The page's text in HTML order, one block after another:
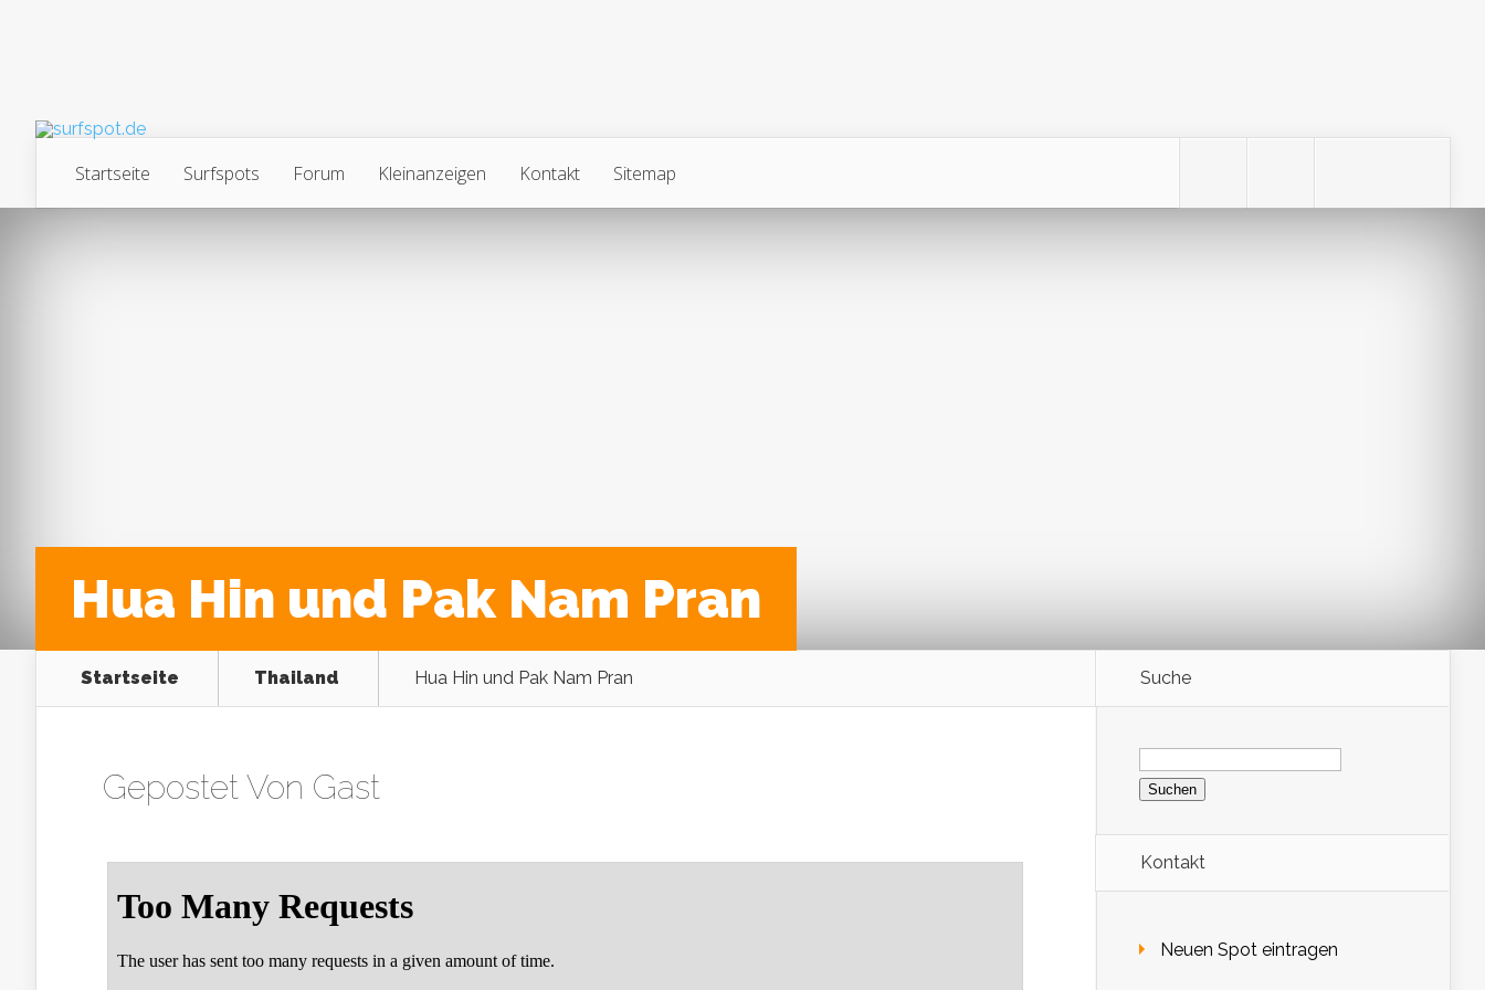
Startseite Surfspots Forum Kleinanzeigen Kontakt Sitemap
Hua Hin und Pak Nam Pran
Startseite Thailand Hua Hin und Pak Nam Pran
Gepostet Von Gast
Suche
Suchen
nach:
Kontakt
Neuen Spot eintragen